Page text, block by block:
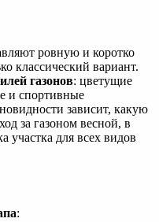
ровную и коротко
классический вариант.
газонов: цветущие
и спортивные
зависит, какую
за газоном весной, в
участка для всех видов
: